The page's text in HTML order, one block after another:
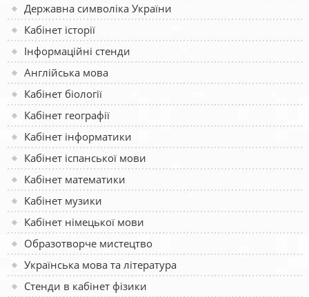
Державна символіка України
Кабінет історії
Інформаційні стенди
Англійська мова
Кабінет біології
Кабінет географії
Кабінет інформатики
Кабінет іспанської мови
Кабінет математики
Кабінет музики
Кабінет німецької мови
Образотворче мистецтво
Українська мова та література
Стенди в кабінет фізики